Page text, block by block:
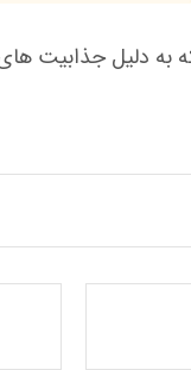
دلیل جذابیت